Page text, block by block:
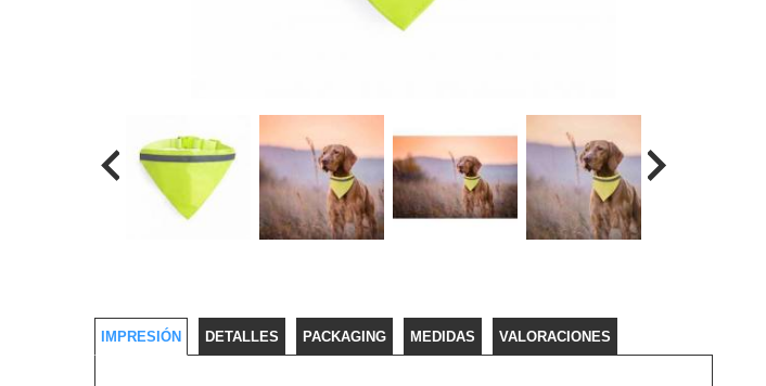
IMPRESIÓN DETALLES PACKAGING MEDIDAS VALORACIONES